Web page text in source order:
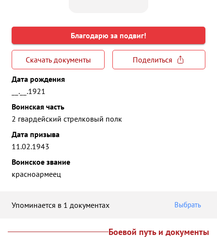
Благодарю за подвиг!
Скачать документы
Поделиться
Дата рождения
__.__.1921
Воинская часть
2 гвардейский стрелковый полк
Дата призыва
11.02.1943
Воинское звание
красноармеец
Упоминается в 1 документах Выбрать
Боевой путь и документы